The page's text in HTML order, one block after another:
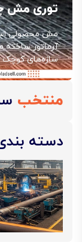
توری مش
مش محصولی است
آرماتور ساخته
سازه‌های کوچک
منتخب
دسته